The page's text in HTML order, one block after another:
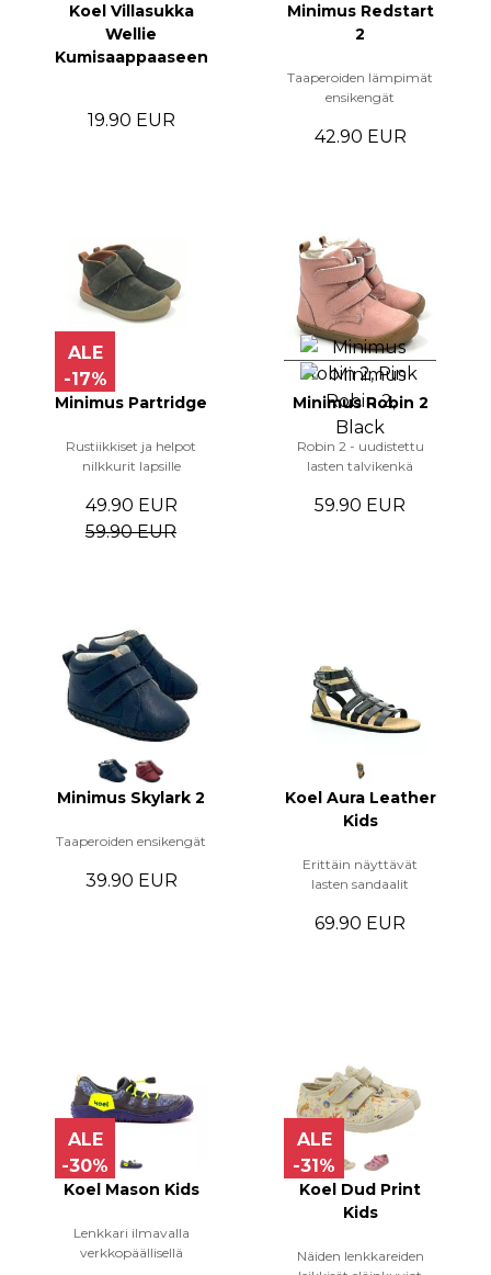
Koel Villasukka
Wellie
Kumisaappaaseen
19.90 EUR
Minimus Redstart
2
Taaperoiden lämpimät
ensikengät
42.90 EUR
ALE
-17%
Minimus Partridge
Rustiikkiset ja helpot
nilkkurit lapsille
49.90 EUR
59.90 EUR
Minimus Robin 2
Robin 2 - uudistettu
lasten talvikenkä
59.90 EUR
Minimus Skylark 2
Taaperoiden ensikengät
39.90 EUR
Koel Aura Leather
Kids
Erittäin näyttävät
lasten sandaalit
69.90 EUR
ALE
-30%
Koel Mason Kids
Lenkkari ilmavalla
verkkopäällisellä
ALE
-31%
Koel Dud Print
Kids
Näiden lenkkareiden